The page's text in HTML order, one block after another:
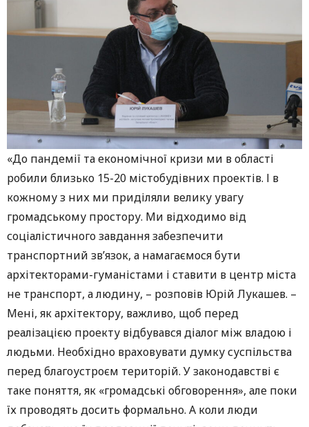
«До пандемії та економічної кризи ми в області
робили близько 15-20 містобудівних проектів. І в
кожному з них ми приділяли велику увагу
громадському простору. Ми відходимо від
соціалістичного завдання забезпечити
транспортний зв’язок, а намагаємося бути
архітекторами-гуманістами і ставити в центр міста
не транспорт, а людину, – розповів Юрій Лукашев. –
Мені, як архітектору, важливо, щоб перед
реалізацією проекту відбувався діалог між владою і
людьми. Необхідно враховувати думку суспільства
перед благоустроєм територій. У законодавстві є
таке поняття, як «громадські обговорення», але поки
їх проводять досить формально. А коли люди